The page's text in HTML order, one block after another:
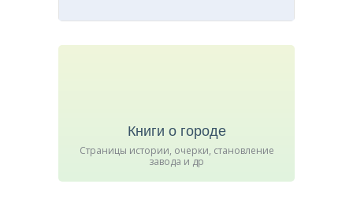
Книги о городе
Страницы истории, очерки, становление
завода и др